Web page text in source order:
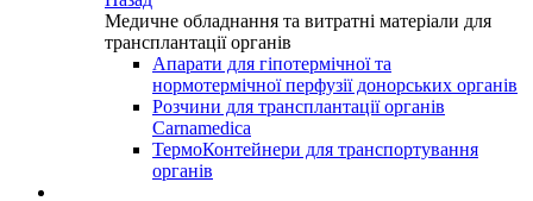
Медичне обладнання та витратні матеріали для
трансплантації органів
Апарати для гіпотермічної та
нормотермічної перфузії донорських органів
Розчини для трансплантації органів
Carnamedica
ТермоКонтейнери для транспортування
органів